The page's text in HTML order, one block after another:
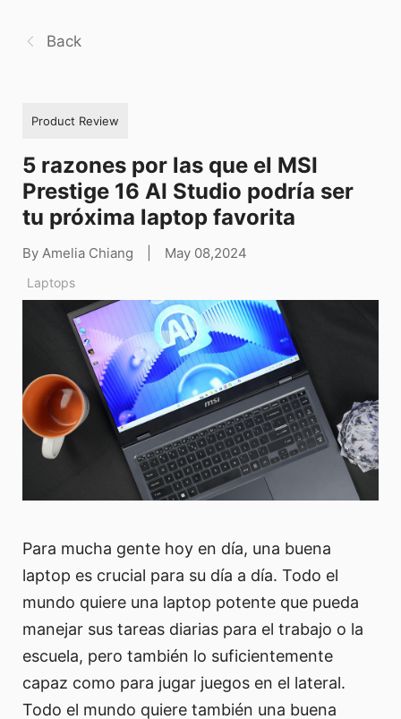
Back
Product Review
5 razones por las que el MSI
Prestige 16 AI Studio podría ser
tu próxima laptop favorita
By Amelia Chiang May 08,2024
Laptops
Para mucha gente hoy en día, una buena
laptop es crucial para su día a día. Todo el
mundo quiere una laptop potente que pueda
manejar sus tareas diarias para el trabajo o la
escuela, pero también lo suficientemente
capaz como para jugar juegos en el lateral.
Todo el mundo quiere también una buena